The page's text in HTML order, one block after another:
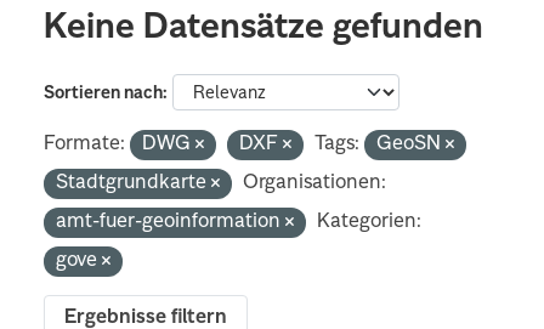
Keine Datensätze gefunden
Sortieren nach
Formate: DWG DXF Tags:
GeoSN
Stadtgrundkarte
Organisationen:
amt-fuer-geoinformation
Kategorien:
gove
Ergebnisse filtern